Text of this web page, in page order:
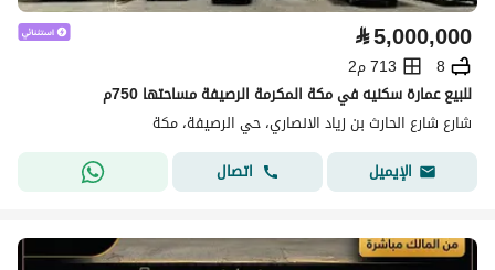
⃁5,000,000
8
713 م2
للبيع عمارة سكنيه في مكة المكرمة الرصيفة مساحتها 750م
شارع شارع الحارث بن زياد الانصاري، حي الرصيفة، مكة
الإيميل
اتصال